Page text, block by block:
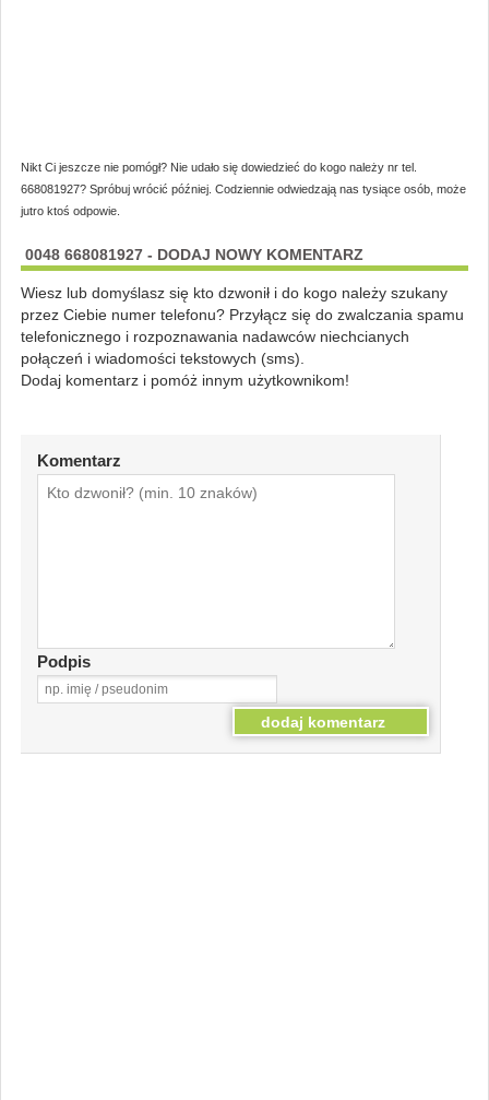
Nikt Ci jeszcze nie pomógł? Nie udało się dowiedzieć do kogo należy nr tel.
668081927? Spróbuj wrócić później. Codziennie odwiedzają nas tysiące osób, może
jutro ktoś odpowie.
0048 668081927 - DODAJ NOWY KOMENTARZ
Wiesz lub domyślasz się kto dzwonił i do kogo należy szukany
przez Ciebie numer telefonu? Przyłącz się do zwalczania spamu
telefonicznego i rozpoznawania nadawców niechcianych
połączeń i wiadomości tekstowych (sms).
Dodaj komentarz i pomóż innym użytkownikom!
Komentarz
Podpis